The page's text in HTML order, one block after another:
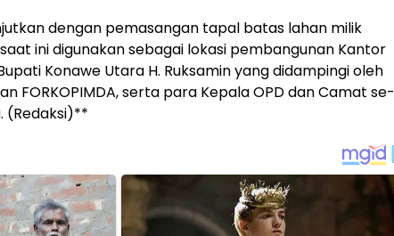
dengan pemasangan tapal batas lahan milik
ini digunakan sebagai lokasi pembangunan Kantor
Konawe Utara H. Ruksamin yang didampingi oleh
FORKOPIMDA, serta para Kepala OPD dan Camat se-
(Redaksi)**